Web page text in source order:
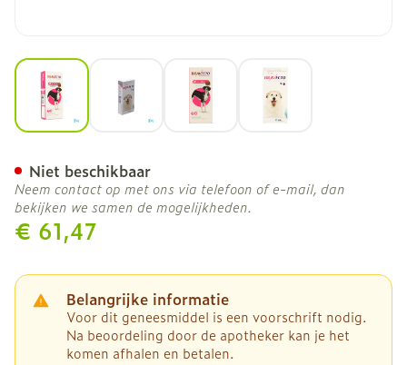
View larger imageView larger imageView larger imageView larger image
€ 61,47
Belangrijke informatie
Voor dit geneesmiddel is een voorschrift nodig.
Na beoordeling door de apotheker kan je het
komen afhalen en betalen.
Niet beschikbaar
Neem contact op met ons via telefoon of e-mail, dan
bekijken we samen de mogelijkheden.